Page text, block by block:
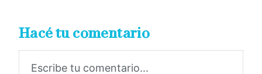
Hacé tu comentario